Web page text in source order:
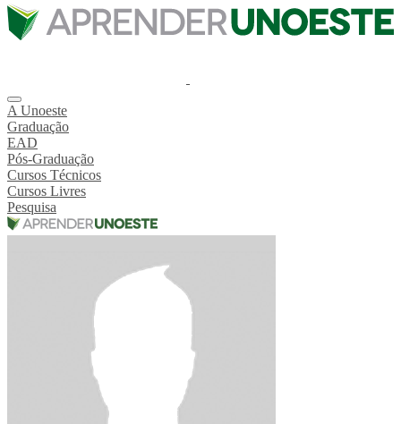
A Unoeste
Graduação
EAD
Pós-Graduação
Cursos Técnicos
Cursos Livres
Pesquisa